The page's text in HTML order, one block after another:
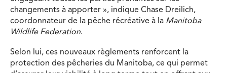
changements à apporter », indique Chase Dreilich,
coordonnateur de la pêche récréative à la Manitoba
Wildlife Federation.
Selon lui, ces nouveaux règlements renforcent la
protection des pêcheries du Manitoba, ce qui permet